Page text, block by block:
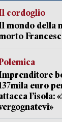
cordoglio
mondo della
euro
l’isola: